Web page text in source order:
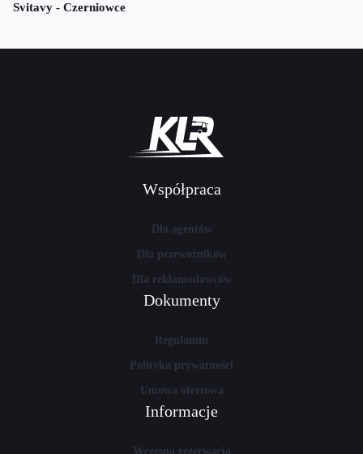
Svitavy - Czerniowce
Współpraca
Dla agentów
Dla przewoźników
Dla reklamodawców
Dokumenty
Regulamin
Polityka prywatności
Umowa ofertowa
Informacje
Wczesna rezerwacja